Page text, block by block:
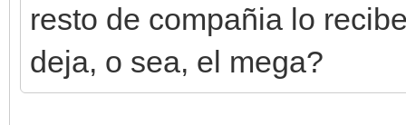
resto de compañia lo
deja, o sea, el mega?